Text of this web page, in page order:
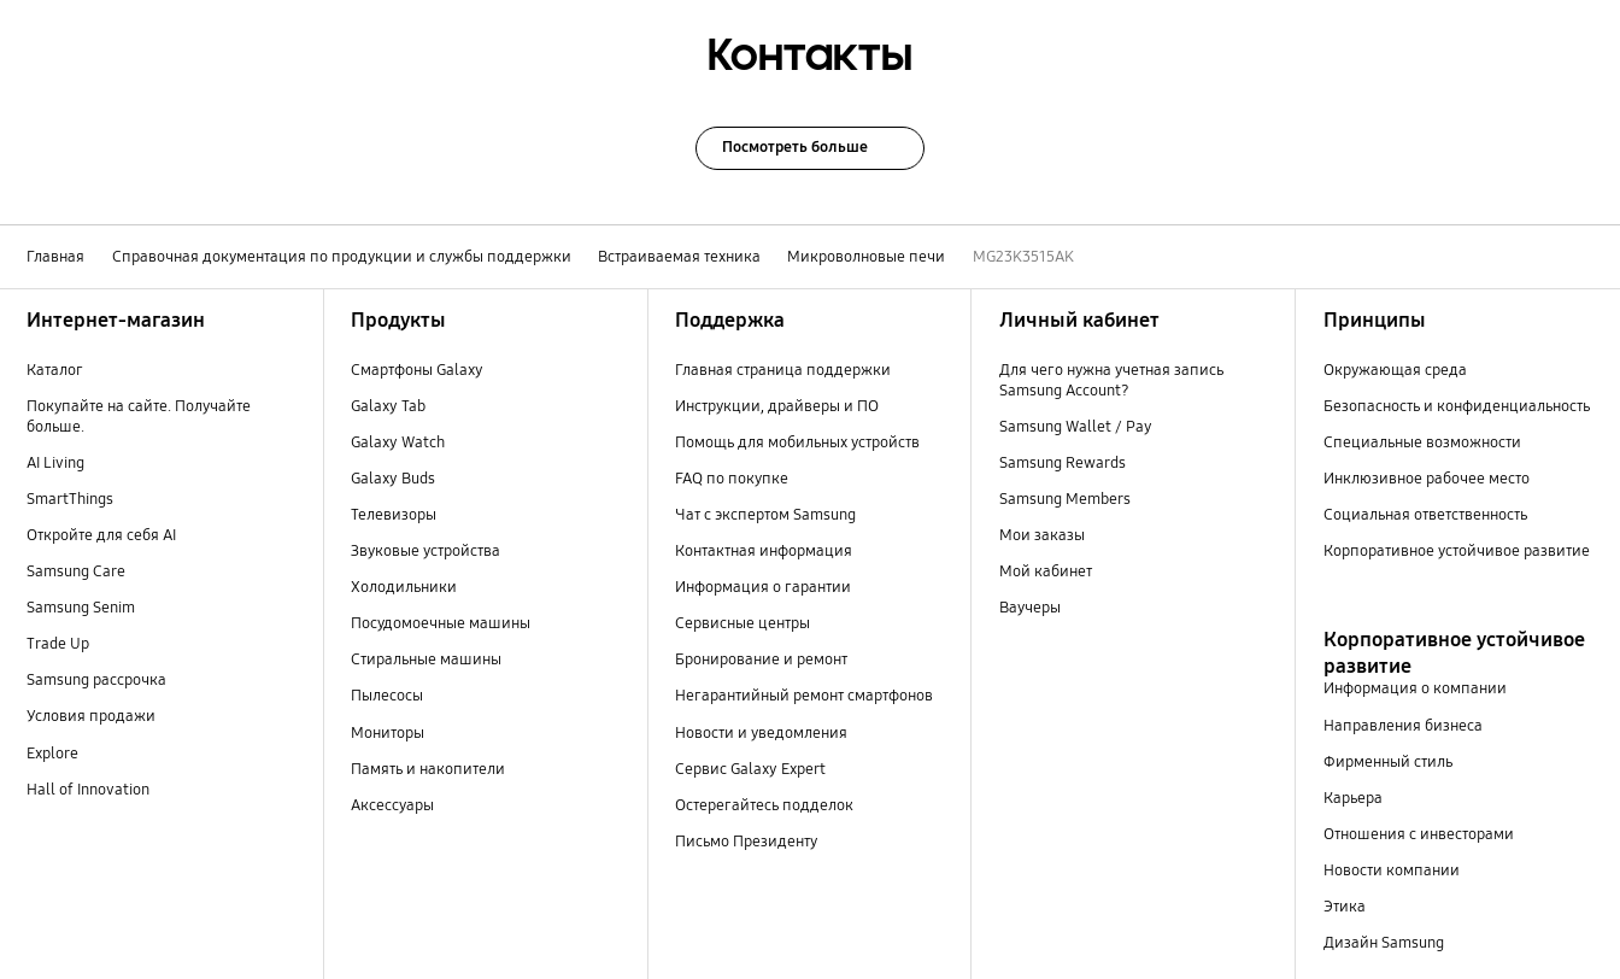
Контакты
Посмотреть больше
Главная Справочная документация по продукции и службы поддержки Встраиваемая техника Микроволновые печи MG23K3515AK
Интернет-магазин
Каталог
Покупайте на сайте. Получайте
больше.
AI Living
SmartThings
Откройте для себя AI
Samsung Care
Samsung Senim
Trade Up
Samsung рассрочка
Условия продажи
Explore
Hall of Innovation
Продукты
Смартфоны Galaxy
Galaxy Tab
Galaxy Watch
Galaxy Buds
Телевизоры
Звуковые устройства
Холодильники
Посудомоечные машины
Стиральные машины
Пылесосы
Мониторы
Память и накопители
Аксессуары
Поддержка
Главная страница поддержки
Инструкции, драйверы и ПО
Помощь для мобильных устройств
FAQ по покупке
Чат с экспертом Samsung
Контактная информация
Информация о гарантии
Сервисные центры
Бронирование и ремонт
Негарантийный ремонт смартфонов
Новости и уведомления
Сервис Galaxy Expert
Остерегайтесь подделок
Письмо Президенту
Личный кабинет
Для чего нужна учетная запись
Samsung Account?
Samsung Wallet / Pay
Samsung Rewards
Samsung Members
Мои заказы
Мой кабинет
Ваучеры
Принципы
Окружающая среда
Безопасность и конфиденциальность
Специальные возможности
Инклюзивное рабочее место
Социальная ответственность
Корпоративное устойчивое развитие
Корпоративное устойчивое
развитие
Информация о компании
Направления бизнеса
Фирменный стиль
Карьера
Отношения с инвесторами
Новости компании
Этика
Дизайн Samsung